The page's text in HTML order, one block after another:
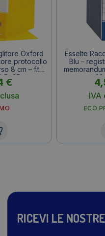
Oxford
protocollo
8 cm – f.to
€
Esselte
Blu –
IVA
ECO
RICEVI LE